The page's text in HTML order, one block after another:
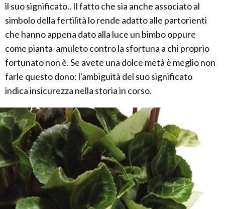
il suo significato.. Il fatto che sia anche associato al
simbolo della fertilità lo rende adatto alle partorienti
che hanno appena dato alla luce un bimbo oppure
come pianta-amuleto contro la sfortuna a chi proprio
fortunato non è. Se avete una dolce metà è meglio non
farle questo dono: l'ambiguità del suo significato
indica insicurezza nella storia in corso.